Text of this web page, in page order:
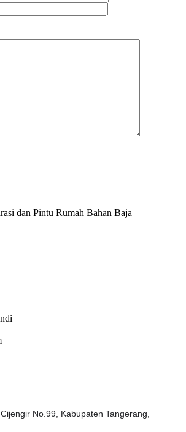
dan Pintu Rumah Bahan Baja
No.99, Kabupaten Tangerang,